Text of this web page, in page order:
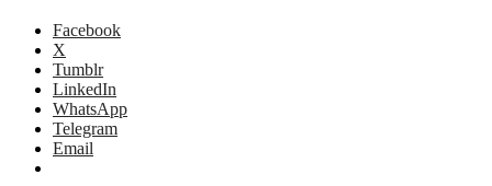
Facebook
X
Tumblr
LinkedIn
WhatsApp
Telegram
Email